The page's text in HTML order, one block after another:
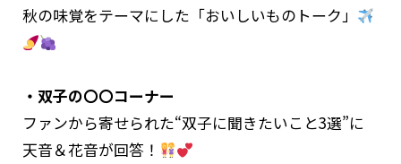
秋の味覚をテーマにした「おいしいものトーク」
・双子の〇〇コーナー
ファンから寄せられた“双子に聞きたいこと3選”に
天音＆花音が回答！